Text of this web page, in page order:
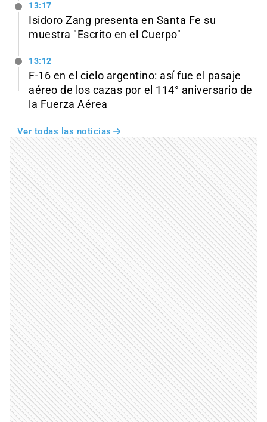
13:17
Isidoro Zang presenta en Santa Fe su
muestra "Escrito en el Cuerpo"
13:12
F-16 en el cielo argentino: así fue el pasaje
aéreo de los cazas por el 114° aniversario de
la Fuerza Aérea
Ver todas las noticias